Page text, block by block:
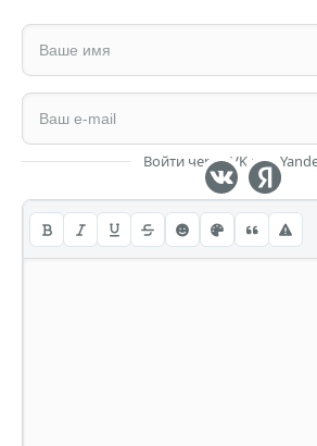
Войти через VK или